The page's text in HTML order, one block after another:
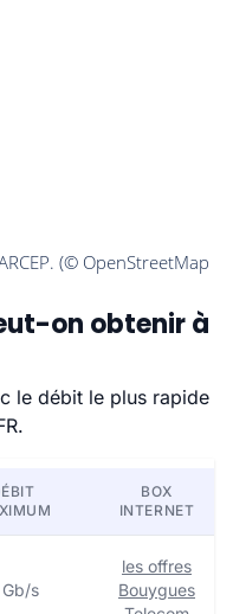
on obtenir à
le débit le plus rapide
BOX
INTERNET
s
les offres
Bouygues